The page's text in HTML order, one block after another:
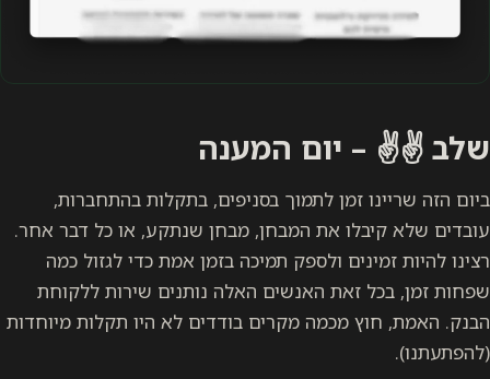
שלב ✌️✌️ – יום המענה
ביום הזה שריינו זמן לתמוך בסניפים, בתקלות בהתחברות,
עובדים שלא קיבלו את המבחן, מבחן שנתקע, או כל דבר אחר.
רצינו להיות זמינים ולספק תמיכה בזמן אמת כדי לגזול כמה
שפחות זמן, בכל זאת האנשים האלה נותנים שירות ללקוחת
הבנק. האמת, חוץ מכמה מקרים בודדים לא היו תקלות מיוחדות
(להפתעתנו).